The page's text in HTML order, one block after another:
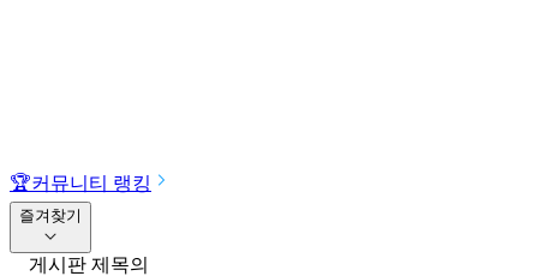
🏆커뮤니티 랭킹
즐겨찾기
게시판 제목의